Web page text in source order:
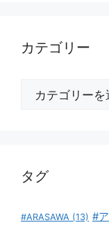
カテゴリー
タグ
#ARASAWA (13) #